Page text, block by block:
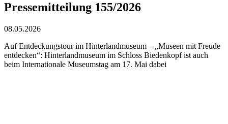
Pressemitteilung 155/2026
08.05.2026
Auf Entdeckungstour im Hinterlandmuseum – „Museen mit Freude
entdecken“: Hinterlandmuseum im Schloss Biedenkopf ist auch
beim Internationale Museumstag am 17. Mai dabei